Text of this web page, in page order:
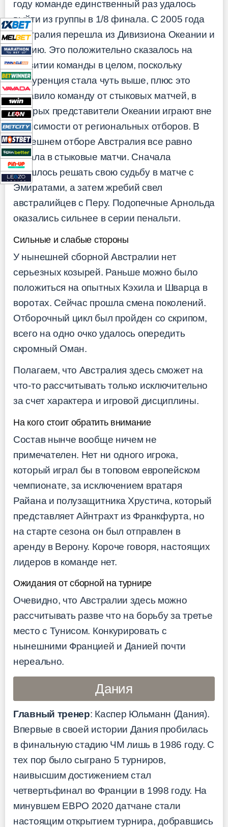
году команде единственный раз удалось
выйти из группы в 1/8 финала. С 2005 года
Австралия перешла из Дивизиона Океании и
в Азию. Это положительно сказалось на
развитии команды в целом, поскольку
конкуренция стала чуть выше, плюс это
избавило команду от стыковых матчей, в
которых представители Океании играют вне
зависимости от региональных отборов. В
нынешнем отборе Австралия все равно
попала в стыковые матчи. Сначала
пришлось решать свою судьбу в матче с
Эмиратами, а затем жребий свел
австралийцев с Перу. Подопечные Арнольда
оказались сильнее в серии пенальти.
Сильные и слабые стороны
У нынешней сборной Австралии нет
серьезных козырей. Раньше можно было
положиться на опытных Кэхила и Шварца в
воротах. Сейчас прошла смена поколений.
Отборочный цикл был пройден со скрипом,
всего на одно очко удалось опередить
скромный Оман.
Полагаем, что Австралия здесь сможет на
что-то рассчитывать только исключительно
за счет характера и игровой дисциплины.
На кого стоит обратить внимание
Состав нынче вообще ничем не
примечателен. Нет ни одного игрока,
который играл бы в топовом европейском
чемпионате, за исключением вратаря
Райана и полузащитника Хрустича, который
представляет Айнтрахт из Франкфурта, но
на старте сезона он был отправлен в
аренду в Верону. Короче говоря, настоящих
лидеров в команде нет.
Ожидания от сборной на турнире
Очевидно, что Австралии здесь можно
рассчитывать разве что на борьбу за третье
место с Тунисом. Конкурировать с
нынешними Францией и Данией почти
нереально.
Дания
Главный тренер: Каспер Юльманн (Дания).
Впервые в своей истории Дания пробилась
в финальную стадию ЧМ лишь в 1986 году. С
тех пор было сыграно 5 турниров,
наивысшим достижением стал
четвертьфинал во Франции в 1998 году. На
минувшем ЕВРО 2020 датчане стали
настоящим открытием турнира, добравшись